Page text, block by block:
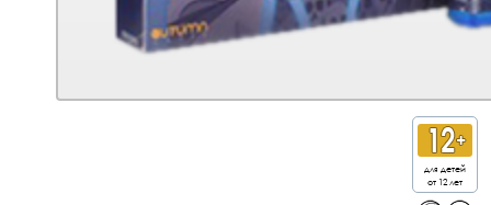
для детей
от 12 лет